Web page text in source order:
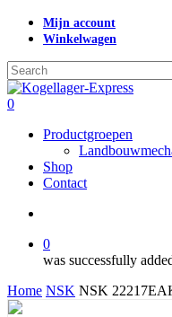
Skip
content
Mijn account
Winkelwagen
Close
Search
search
0
Productgroepen
Shop
Contact
0
was successfully
Home NSK NSK